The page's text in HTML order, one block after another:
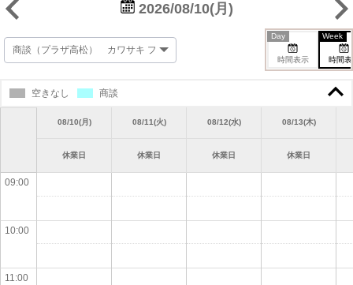
2026/08/10(月)
時間表示
Day
時間
Week
空きなし 商談
09:00
10:00
11:00
08/10(月) 08/11(火) 08/12(水) 08/13(木)
休業日 休業日 休業日 休業日